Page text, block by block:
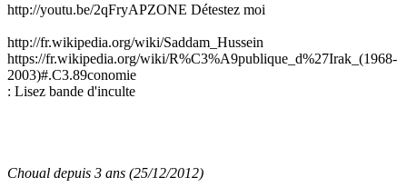
http://youtu.be/2qFryAPZONE Détestez moi
http://fr.wikipedia.org/wiki/Saddam_Hussein
https://fr.wikipedia.org/wiki/R%C3%A9publique_d%27Irak_(1968-
2003)#.C3.89conomie
: Lisez bande d'inculte
Choual depuis 3 ans (25/12/2012)